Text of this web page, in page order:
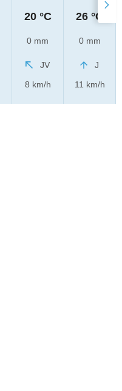
20 °C
0 mm
JV
8 km/h
26 °C
0 mm
J
11 km/h